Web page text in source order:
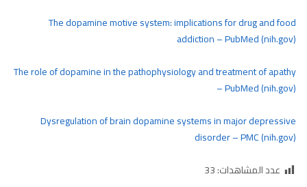
The dopamine motive system: implications for drug and food
addiction – PubMed (nih.gov)
The role of dopamine in the pathophysiology and treatment of apathy
– PubMed (nih.gov)
Dysregulation of brain dopamine systems in major depressive
disorder – PMC (nih.gov)
عدد المشاهدات:33